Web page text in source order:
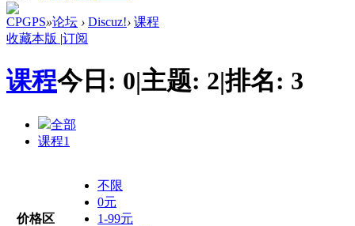
CPGPS»论坛 › Discuz!› 课程
收藏本版 |订阅
课程今日: 0|主题: 2|排名: 3
全部
课程1
价格区
不限
0元
1-99元